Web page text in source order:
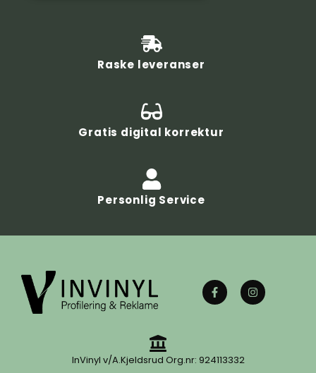
Raske leveranser
Gratis digital korrektur
Personlig Service
InVinyl v/A.Kjeldsrud Org.nr: 924113332